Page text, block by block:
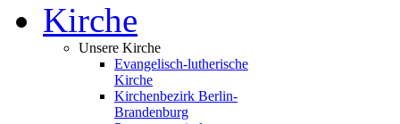
Kirche
Unsere Kirche
Evangelisch-lutherische
Kirche
Kirchenbezirk Berlin-
Brandenburg